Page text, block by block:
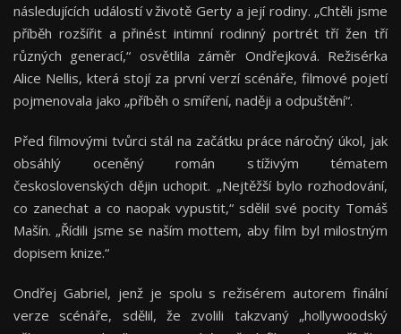
následujících událostí v životě Gerty a její rodiny. „Chtěli jsme
příběh rozšířit a přinést intimní rodinný portrét tří žen tří
různých generací,“ osvětlila záměr Ondřejková. Režisérka
Alice Nellis, která stojí za první verzí scénáře, filmové pojetí
pojmenovala jako „příběh o smíření, naději a odpuštění“.
Před filmovými tvůrci stál na začátku práce náročný úkol, jak
obsáhlý oceněný román s tíživým tématem
československých dějin uchopit. „Nejtěžší bylo rozhodování,
co zanechat a co naopak vypustit,“ sdělil své pocity Tomáš
Mašín. „Řídili jsme se naším mottem, aby film byl milostným
dopisem knize.“
Ondřej Gabriel, jenž je spolu s režisérem autorem finální
verze scénáře, sdělil, že zvolili takzvaný „hollywoodský